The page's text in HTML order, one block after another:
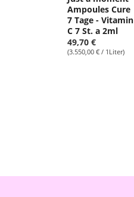
Ampoules Cure
7 Tage - Vitamin
C 7 St. a 2ml
49,70 €
(3.550,00 € / 1Liter)